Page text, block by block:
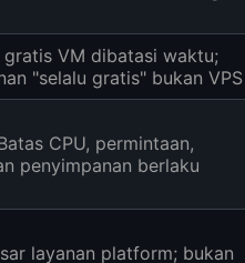
gratis VM dibatasi waktu;
"selalu gratis" bukan VPS
CPU, permintaan,
penyimpanan berlaku
layanan platform; bukan